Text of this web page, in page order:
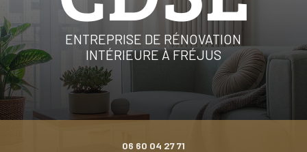
ENTREPRISE DE RÉNOVATION
INTÉRIEURE À FRÉJUS
06 60 04 27 71